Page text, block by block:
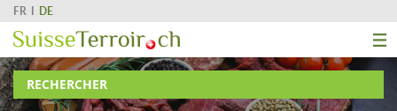
FR DE
RECHERCHER